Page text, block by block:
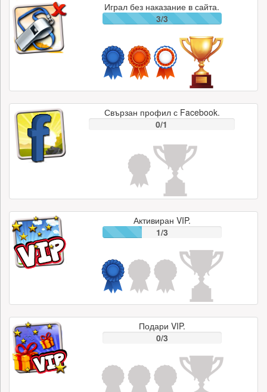
Играл без наказание в сайта.
3/3
Свързан профил с Facebook.
0/1
Активиран VIP.
1/3
Подари VIP.
0/3